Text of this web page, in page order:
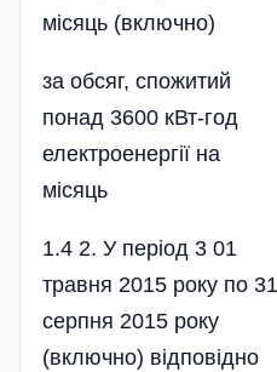
місяць (включно)
за обсяг, спожитий
понад 3600 кВт-год
електроенергії на
місяць
1.4 2. У період 3 01
травня 2015 року по 31
серпня 2015 року
(включно) відповідно